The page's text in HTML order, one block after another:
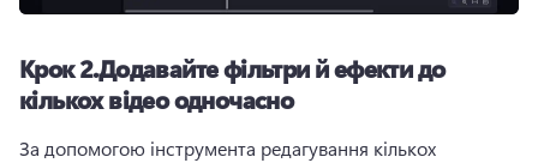
Крок 2.Додавайте фільтри й ефекти до
кількох відео одночасно
За допомогою інструмента редагування кількох